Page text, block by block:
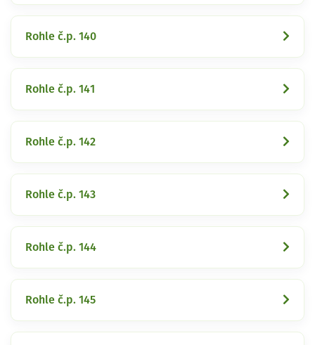
Rohle č.p. 140
Rohle č.p. 141
Rohle č.p. 142
Rohle č.p. 143
Rohle č.p. 144
Rohle č.p. 145